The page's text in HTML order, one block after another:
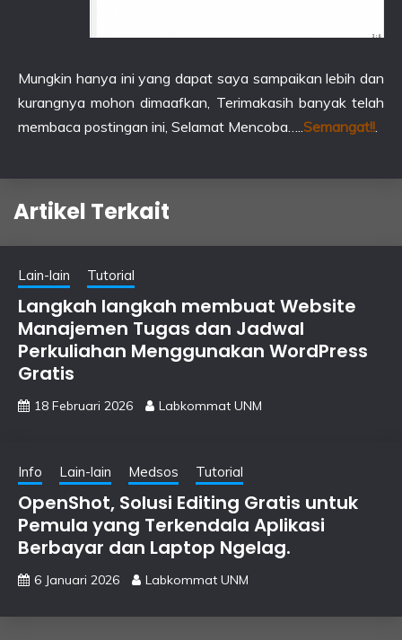
Mungkin hanya ini yang dapat saya sampaikan lebih dan
kurangnya mohon dimaafkan, Terimakasih banyak telah
membaca postingan ini, Selamat Mencoba….. Semangat!!
Artikel Terkait
Lain-lain Tutorial
Langkah langkah membuat Website
Manajemen Tugas dan Jadwal
Perkuliahan Menggunakan WordPress
Gratis
18 Februari 2026 Labkommat UNM
Info Lain-lain Medsos Tutorial
OpenShot, Solusi Editing Gratis untuk
Pemula yang Terkendala Aplikasi
Berbayar dan Laptop Ngelag.
6 Januari 2026 Labkommat UNM